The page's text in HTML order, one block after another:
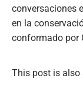
conversaciones
en la
conformado por
This post is also